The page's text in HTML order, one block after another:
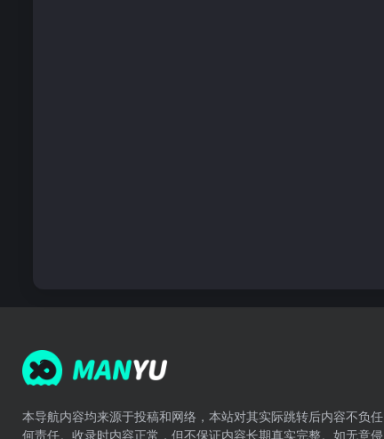
本导航内容均来源于投稿和网络，本站对其实际跳转后内容不负任
何责任。收录时内容正常，但不保证内容长期真实完整。如无意侵